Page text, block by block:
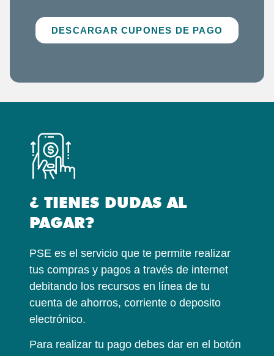
DESCARGAR CUPONES DE PAGO
¿ TIENES DUDAS AL
PAGAR?
PSE es el servicio que te permite realizar
tus compras y pagos a través de internet
debitando los recursos en línea de tu
cuenta de ahorros, corriente o deposito
electrónico.
Para realizar tu pago debes dar en el botón